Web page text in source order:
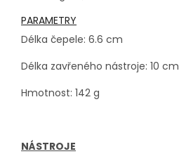
PARAMETRY
Délka čepele: 6.6 cm
Délka zavřeného nástroje: 10 cm
Hmotnost: 142 g
NÁSTROJE